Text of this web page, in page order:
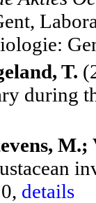
, T.
during
M.;
details